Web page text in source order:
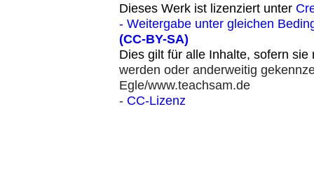
Dieses Werk ist lizenziert unter
- Weitergabe unter gleichen
(CC-BY-SA)
Dies gilt für alle Inhalte, sofern
werden oder anderweitig
Egle/www.teachsam.de
- CC-Lizenz